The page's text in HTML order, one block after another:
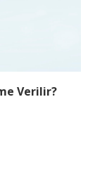
Verilir?